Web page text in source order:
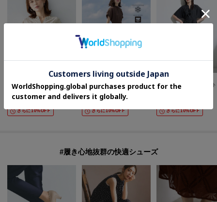
【接触冷感/通気性/洗える】フロントフリルブラウス
13,090
さらに10%OFF
OPAQUE.CLIP
【接触冷感／吸水速乾】リネンライク シャツワンピース《洗濯機OK》
¥5,775
%OFF
さらに10%OFF
INDIVI
さらに10%OFF
#履き心地抜群の快適シューズ